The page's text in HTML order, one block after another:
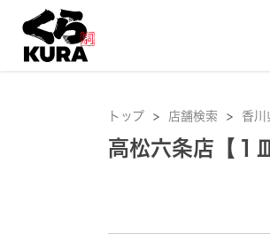
トップ > 店舗検索 > 香川
高松六条店【１